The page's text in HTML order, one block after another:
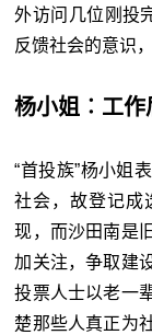
外访问几位刚投
反馈社会的意识
杨小姐︰工
“首投族”杨小姐
社会，故登记成
现，而沙田南是
加关注，争取建
投票人士以老一
楚那些人真正为